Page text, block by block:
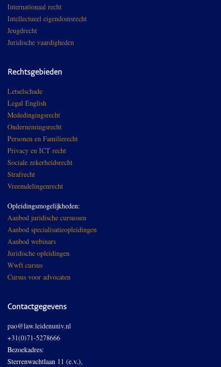
Internationaal recht
Intellectueel eigendomsrecht
Jeugdrecht
Juridische vaardigheden
Rechtsgebieden
Letselschade
Legal English
Mededingingsrecht
Ondernemingsrecht
Personen en Familierecht
Privacy en ICT recht
Sociale zekerheidsrecht
Strafrecht
Vreemdelingenrecht
Opleidingsmogelijkheden:
Aanbod juridische cursussen
Aanbod specialisatieopleidingen
Aanbod webinars
Juridische opleidingen
Wwft cursus
Cursus voor advocaten
Contactgegevens
pao@law.leidenuniv.nl
+31(0)71-5278666
Bezoekadres:
Sterrenwachtlaan 11 (e.v.),